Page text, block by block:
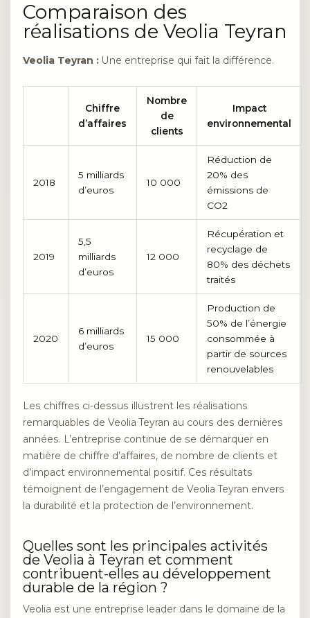
Comparaison des
réalisations de Veolia Teyran
Veolia Teyran : Une entreprise qui fait la différence.
Chiffre
d’affaires
Nombre
de
clients
Impact
environnemental
2018
5 milliards
d’euros
10 000
Réduction de
20% des
émissions de
CO2
2019
5,5
milliards
d’euros
12 000
Récupération et
recyclage de
80% des déchets
traités
2020
6 milliards
d’euros
15 000
Production de
50% de l’énergie
consommée à
partir de sources
renouvelables
Les chiffres ci-dessus illustrent les réalisations
remarquables de Veolia Teyran au cours des dernières
années. L’entreprise continue de se démarquer en
matière de chiffre d’affaires, de nombre de clients et
d’impact environnemental positif. Ces résultats
témoignent de l’engagement de Veolia Teyran envers
la durabilité et la protection de l’environnement.
Quelles sont les principales activités
de Veolia à Teyran et comment
contribuent-elles au développement
durable de la région ?
Veolia est une entreprise leader dans le domaine de la